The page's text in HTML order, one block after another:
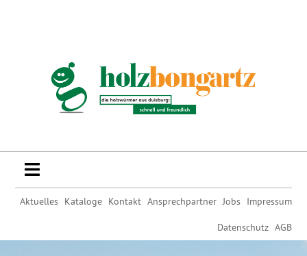
Aktuelles Kataloge Kontakt Ansprechpartner Jobs Impressum
Datenschutz AGB